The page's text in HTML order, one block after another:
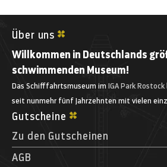
Über uns
Willkommen in Deutschlands
schwimmenden Museum!
Das Schifffahrtsmuseum im IGA Park Rostock
seit nunmehr fünf Jahrzehnten mit vielen
Gutscheine
Zu den Gutscheinen
AGB